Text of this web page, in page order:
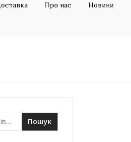
Про нас Новини
Пошук